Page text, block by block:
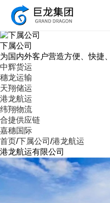
下属公司
为国内外客户营造方便、快捷
中辉货运
穗龙运输
天翔储运
港龙航运
纬翔物流
合捷供应链
嘉穗国际
首页/下属公司 /港龙航运
港龙航运有限公司